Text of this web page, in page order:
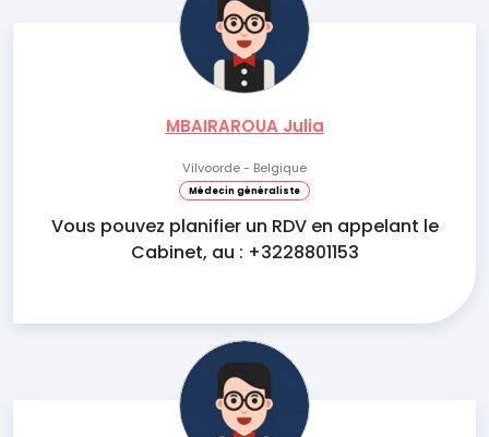
MBAIRAROUA Julia
Vilvoorde - Belgique
Médecin généraliste
Vous pouvez planifier un RDV en appelant le
Cabinet, au : +3228801153